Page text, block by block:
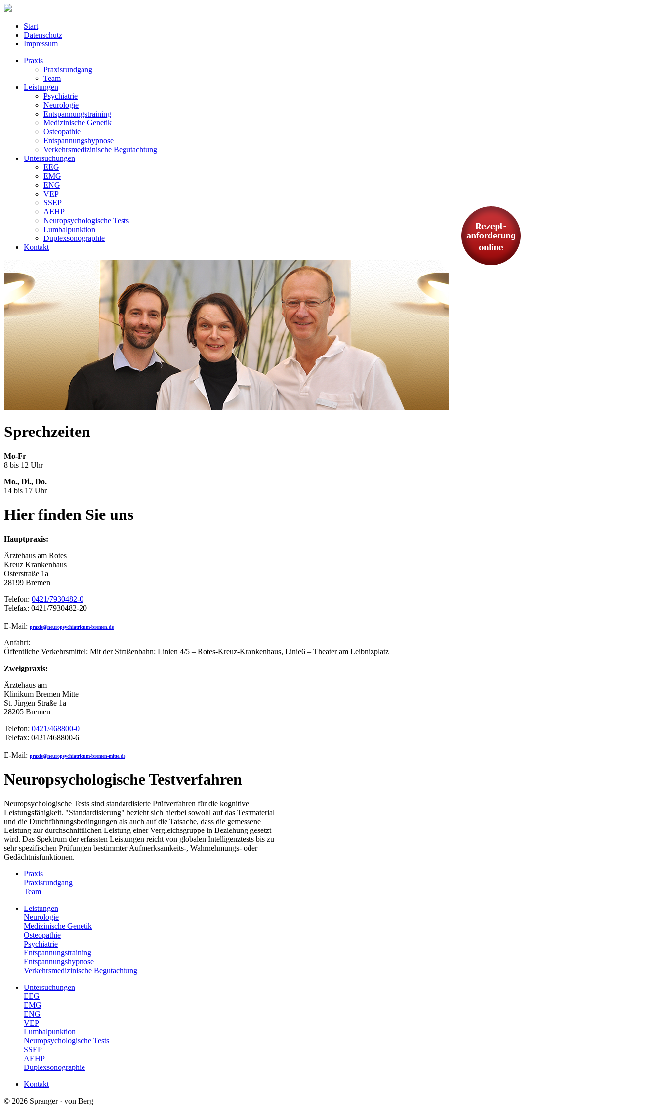
Start
Datenschutz
Impressum
Praxis
Praxisrundgang
Team
Leistungen
Psychiatrie
Neurologie
Entspannungstraining
Medizinische Genetik
Osteopathie
Entspannungshypnose
Verkehrsmedizinische Begutachtung
Untersuchungen
EEG
EMG
ENG
VEP
SSEP
AEHP
Neuropsychologische Tests
Lumbalpunktion
Duplexsonographie
Kontakt
Sprechzeiten
Mo-Fr
8 bis 12 Uhr
Mo., Di., Do.
14 bis 17 Uhr
Hier finden Sie uns
Hauptpraxis:
Ärztehaus am Rotes
Kreuz Krankenhaus
Osterstraße 1a
28199 Bremen
Telefon: 0421/7930482-0
Telefax: 0421/7930482-20
E-Mail: praxis@neuropsychiatricum-bremen.de
Anfahrt:
Öffentliche Verkehrsmittel: Mit der Straßenbahn: Linien 4/5 – Rotes-Kreuz-Krankenhaus, Linie6 – Theater am Leibnizplatz
Zweigpraxis:
Ärztehaus am
Klinikum Bremen Mitte
St. Jürgen Straße 1a
28205 Bremen
Telefon: 0421/468800-0
Telefax: 0421/468800-6
E-Mail: praxis@neuropsychiatricum-bremen-mitte.de
Neuropsychologische Testverfahren
Neuropsychologische Tests sind standardisierte Prüfverfahren für die kognitive
Leistungsfähigkeit. "Standardisierung" bezieht sich hierbei sowohl auf das Testmaterial
und die Durchführungsbedingungen als auch auf die Tatsache, dass die gemessene
Leistung zur durchschnittlichen Leistung einer Vergleichsgruppe in Beziehung gesetzt
wird. Das Spektrum der erfassten Leistungen reicht von globalen Intelligenztests bis zu
sehr spezifischen Prüfungen bestimmter Aufmerksamkeits-, Wahrnehmungs- oder
Gedächtnisfunktionen.
Praxis
Praxisrundgang
Team
Leistungen
Neurologie
Medizinische Genetik
Osteopathie
Psychiatrie
Entspannungstraining
Entspannungshypnose
Verkehrsmedizinische Begutachtung
Untersuchungen
EEG
EMG
ENG
VEP
Lumbalpunktion
Neuropsychologische Tests
SSEP
AEHP
Duplexsonographie
Kontakt
© 2026 Spranger · von Berg